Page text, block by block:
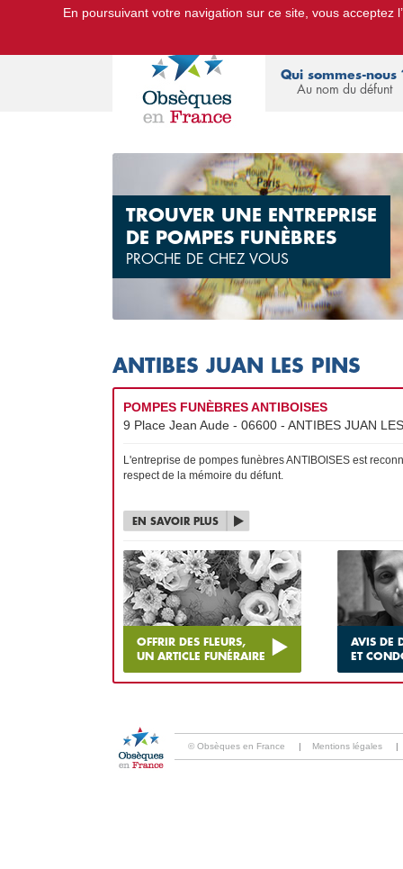
Le Portail d'Informations Obsèques :devis
Qui sommes-nous
Au nom du défunt
TROUVER UNE ENTREPRISE
DE POMPES FUNÈBRES
PROCHE DE CHEZ VOUS
ANTIBES JUAN LES PINS
POMPES FUNÈBRES ANTIBOISES
9 Place Jean Aude - 06600 - ANTIBES JUAN
L'entreprise de pompes funèbres ANTIBOISES est
respect de la mémoire du défunt.
EN SAVOIR PLUS
OFFRIR DES FLEURS,
UN ARTICLE FUNÉRAIRE
AVIS DE
ET
© Obsèques en France | Mentions légales |
En poursuivant votre navigation sur ce site, vous